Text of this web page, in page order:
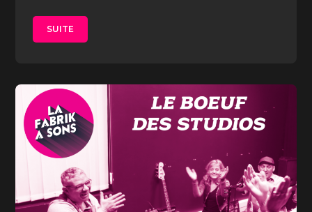
SUITE